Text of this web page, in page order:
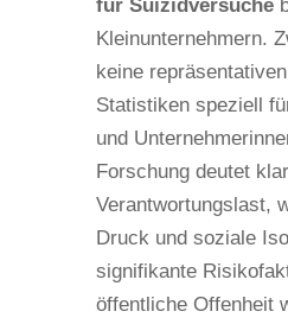
für Suizidversuche
Kleinunternehmern.
keine
Statistiken speziell
und
Forschung deutet
Verantwortungslast,
Druck und soziale
signifikante
öffentliche Offenheit